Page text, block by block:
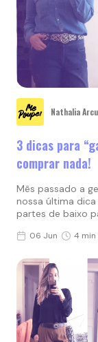
Nathalia
3 dicas para
comprar nada!
Mês passado a
nossa última
partes de baixo
06 Jun 4 min